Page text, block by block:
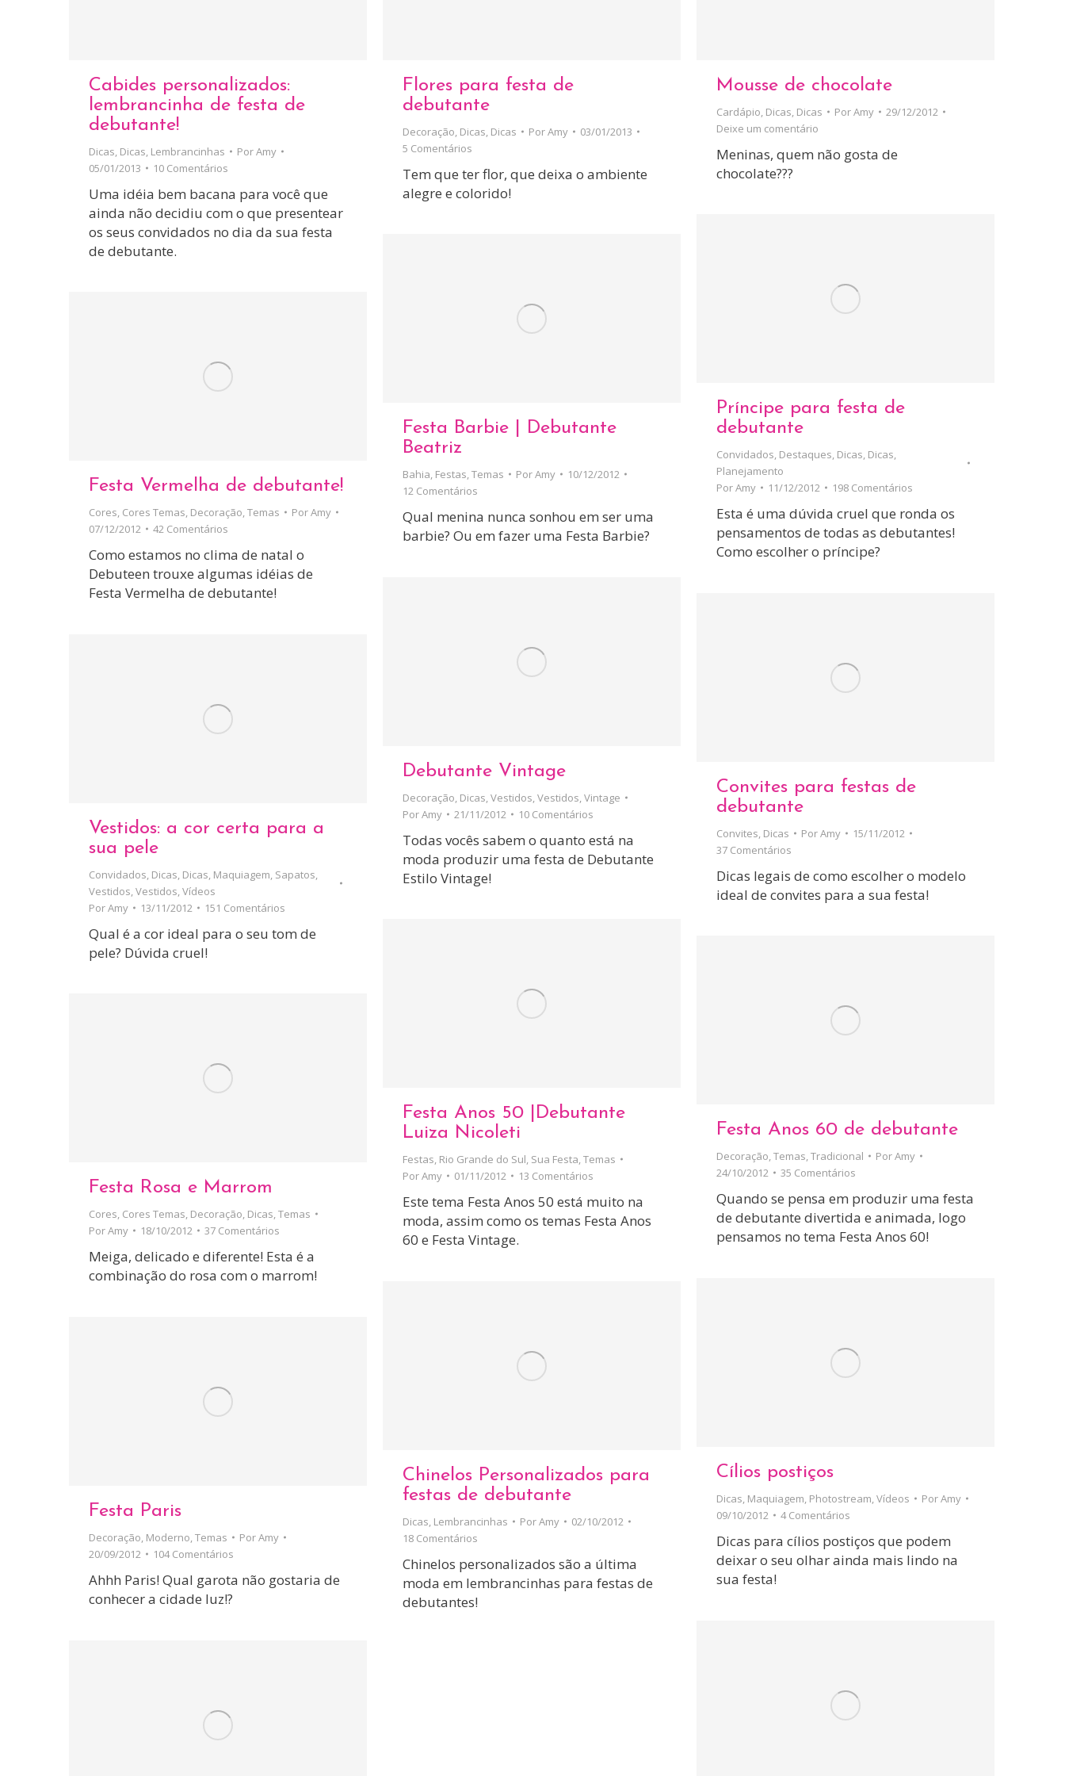
Cabides personalizados:
lembrancinha de festa de
debutante!
Dicas, Dicas, Lembrancinhas PorAmy
05/01/2013
10 Comentários
Uma idéia bem bacana para você que
ainda não decidiu com o que presentear
os seus convidados no dia da sua festa
de debutante.
Flores para festa de
debutante
Decoração, Dicas, Dicas PorAmy
03/01/2013
5 Comentários
Tem que ter flor, que deixa o ambiente
alegre e colorido!
Mousse de chocolate
Cardápio, Dicas, Dicas PorAmy
29/12/2012
Deixe um comentário
Meninas, quem não gosta de
chocolate???
Príncipe para festa de
debutante
Convidados, Destaques, Dicas, Dicas,
Planejamento
PorAmy 11/12/2012 198 Comentários
Esta é uma dúvida cruel que ronda os
pensamentos de todas as debutantes!
Como escolher o príncipe?
Festa Barbie | Debutante
Beatriz
Bahia, Festas,Temas PorAmy
10/12/2012
12 Comentários
Qual menina nunca sonhou em ser uma
barbie? Ou em fazer uma Festa Barbie?
Festa Vermelha de debutante!
Cores, Cores Temas, Decoração,Temas PorAmy
07/12/2012
42 Comentários
Como estamos no clima de natal o
Debuteen trouxe algumas idéias de
Festa Vermelha de debutante!
Debutante Vintage
Decoração, Dicas,Vestidos,Vestidos,Vintage
PorAmy 21/11/2012 10 Comentários
Todas vocês sabem o quanto está na
moda produzir uma festa de Debutante
Estilo Vintage!
Convites para festas de
debutante
Convites, Dicas PorAmy
15/11/2012
37 Comentários
Dicas legais de como escolher o modelo
ideal de convites para a sua festa!
Vestidos: a cor certa para a
sua pele
Convidados, Dicas, Dicas, Maquiagem, Sapatos,
Vestidos,Vestidos,Vídeos
PorAmy 13/11/2012 151 Comentários
Qual é a cor ideal para o seu tom de
pele? Dúvida cruel!
Festa Anos 50 |Debutante
Luiza Nicoleti
Festas, Rio Grande do Sul, Sua Festa,Temas
PorAmy 01/11/2012 13 Comentários
Este tema Festa Anos 50 está muito na
moda, assim como os temas Festa Anos
60 e Festa Vintage.
Festa Anos 60 de debutante
Decoração,Temas,Tradicional PorAmy
24/10/2012
35 Comentários
Quando se pensa em produzir uma festa
de debutante divertida e animada, logo
pensamos no tema Festa Anos 60!
Festa Rosa e Marrom
Cores, Cores Temas, Decoração, Dicas,Temas
PorAmy 18/10/2012 37 Comentários
Meiga, delicado e diferente! Esta é a
combinação do rosa com o marrom!
Cílios postiços
Dicas, Maquiagem, Photostream,Vídeos PorAmy
09/10/2012
4 Comentários
Dicas para cílios postiços que podem
deixar o seu olhar ainda mais lindo na
sua festa!
Chinelos Personalizados para
festas de debutante
Dicas, Lembrancinhas PorAmy
02/10/2012
18 Comentários
Chinelos personalizados são a última
moda em lembrancinhas para festas de
debutantes!
Festa Paris
Decoração, Moderno,Temas PorAmy
20/09/2012
104 Comentários
Ahhh Paris! Qual garota não gostaria de
conhecer a cidade luz!?